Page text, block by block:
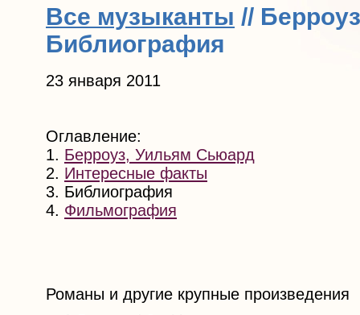
Все музыканты //
Библиография
23 января 2011
Оглавление:
1. Берроуз, Уильям Сьюард
2. Интересные факты
3. Библиография
4. Фильмография
Романы и другие крупные произведения